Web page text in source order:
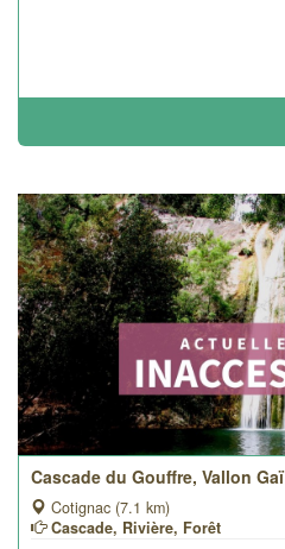
Cascade du Gouffre, Vallon Gaï
Cotignac (7.1 km)
Cascade, Rivière, Forêt